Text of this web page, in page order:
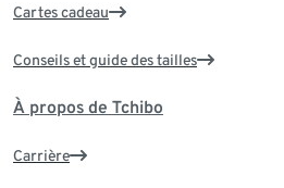
Cartes cadeau
Conseils et guide des tailles
À propos de Tchibo
Carrière